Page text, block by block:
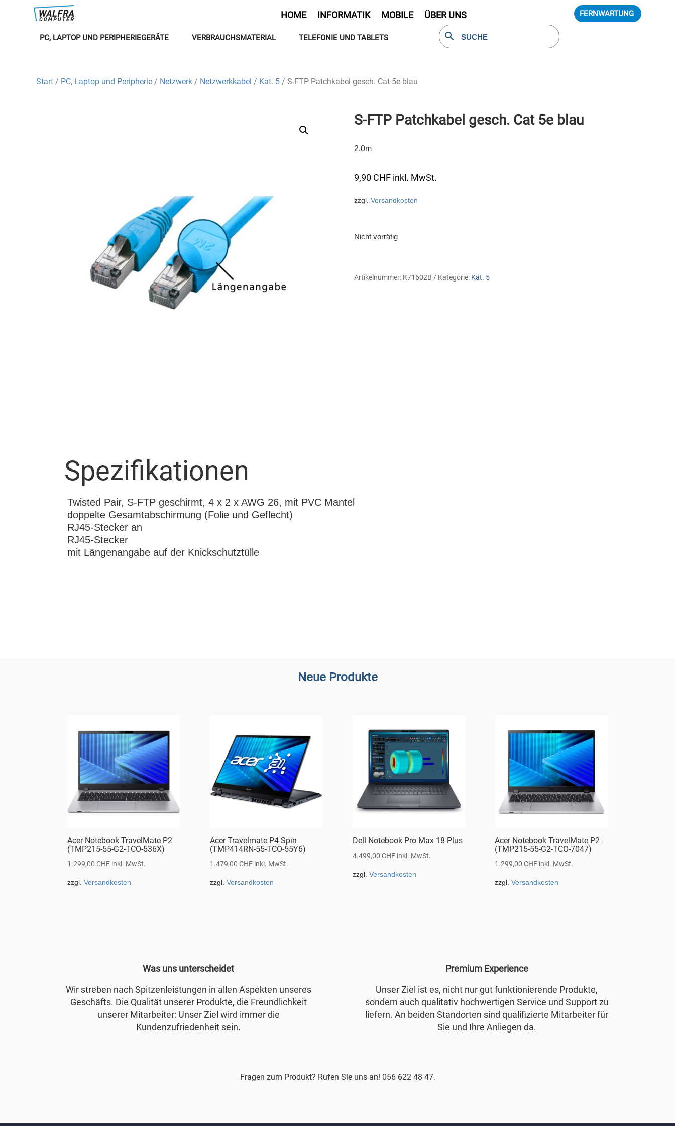
HOME INFORMATIK MOBILE ÜBER UNS FERNWARTUNG
PC, LAPTOP UND PERIPHERIEGERÄTE VERBRAUCHSMATERIAL TELEFONIE UND TABLETS
Start / PC, Laptop und Peripherie / Netzwerk / Netzwerkkabel / Kat. 5 / S-FTP Patchkabel gesch. Cat 5e blau
S-FTP Patchkabel gesch. Cat 5e blau
2.0m
9,90 CHF inkl. MwSt.
zzgl. Versandkosten
Nicht vorrätig
Artikelnummer: K71602B Kategorie: Kat. 5
Spezifikationen
Twisted Pair, S-FTP geschirmt, 4 x 2 x AWG 26, mit PVC Mantel
doppelte Gesamtabschirmung (Folie und Geflecht)
RJ45-Stecker an
RJ45-Stecker
mit Längenangabe auf der Knickschutztülle
Neue Produkte
Acer Notebook TravelMate P2
(TMP215-55-G2-TCO-536X)
1.299,00CHF inkl. MwSt.
zzgl.Versandkosten
Acer Travelmate P4 Spin
(TMP414RN-55-TCO-55Y6)
1.479,00 CHF inkl. MwSt.
zzgl. Versandkosten
Dell Notebook Pro Max 18 Plus
4.499,00 CHF inkl. MwSt.
zzgl. Versandkosten
Acer Notebook TravelMate P2
(TMP215-55-G2-TCO-7047)
1.299,00CHF inkl. MwSt.
zzgl.Versandkosten
Was uns unterscheidet
Wir streben nach Spitzenleistungen in allen Aspekten unseres
Geschäfts. Die Qualität unserer Produkte, die Freundlichkeit
unserer Mitarbeiter: Unser Ziel wird immer die
Kundenzufriedenheit sein.
Premium Experience
Unser Ziel ist es, nicht nur gut funktionierende Produkte,
sondern auch qualitativ hochwertigen Service und Support zu
liefern. An beiden Standorten sind qualifizierte Mitarbeiter für
Sie und Ihre Anliegen da.
Fragen zum Produkt? Rufen Sie uns an! 056 622 48 47.